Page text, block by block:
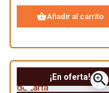
shopping_basketAñadir al carrito
¡En oferta!zoom_in